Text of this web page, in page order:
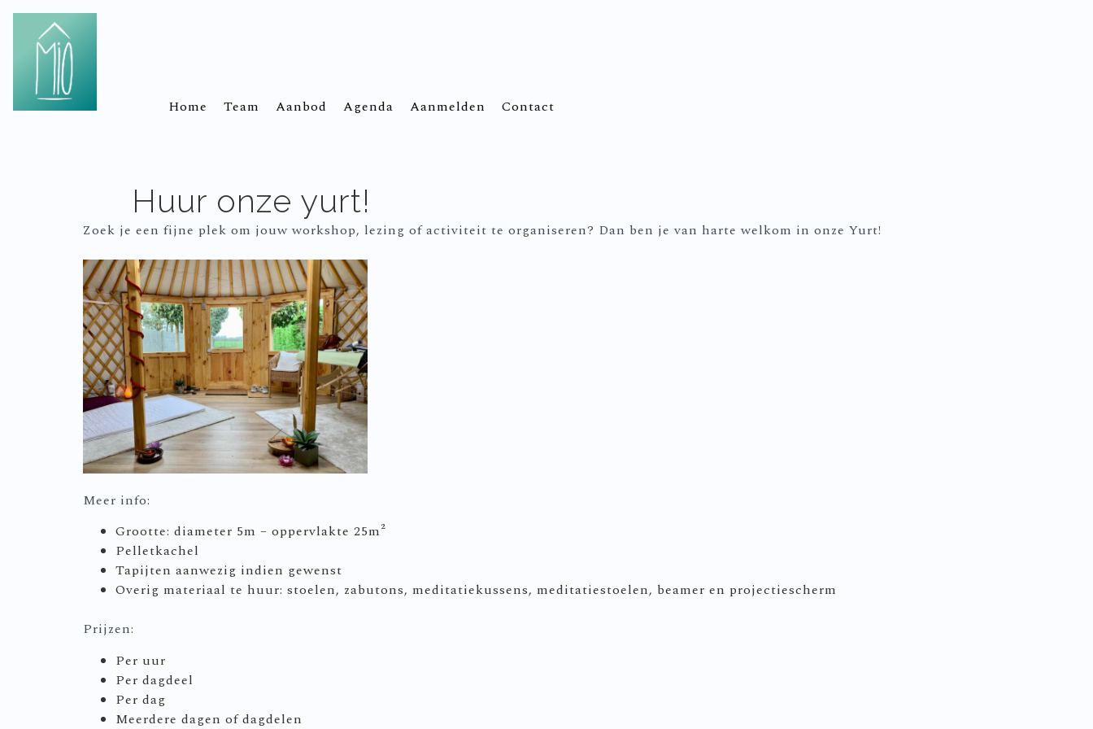
Home Team Aanbod Agenda Aanmelden Contact
Huur onze yurt!
Zoek je een fijne plek om jouw workshop, lezing of activiteit te organiseren? Dan ben je van harte welkom in onze Yurt!
Meer info:
Grootte: diameter 5m – oppervlakte 25m²
Pelletkachel
Tapijten aanwezig indien gewenst
Overig materiaal te huur: stoelen, zabutons, meditatiekussens, meditatiestoelen, beamer en projectiescherm
Prijzen:
Per uur
Per dagdeel
Per dag
Meerdere dagen of dagdelen